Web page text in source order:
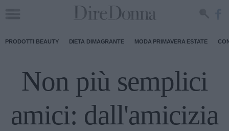
PRODOTTI BEAUTY DIETA DIMAGRANTE MODA PRIMAVERA ESTATE
Non più semplici
amici: dall'amicizia